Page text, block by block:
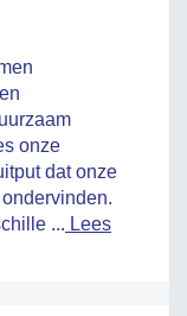
onze
dat onze
... Lees